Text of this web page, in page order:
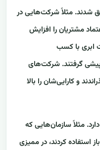
شدند. مثلاً شرکت‌هایی در
مشتریان را افزایش
ابری با کسب
پیشی گرفتند. شرکت‌های
و کارایی‌شان را بالا
مثلاً سازمان‌هایی که
استفاده کردند، در ممیزی